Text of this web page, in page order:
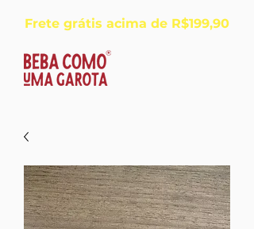
Frete grátis acima de R$199,90